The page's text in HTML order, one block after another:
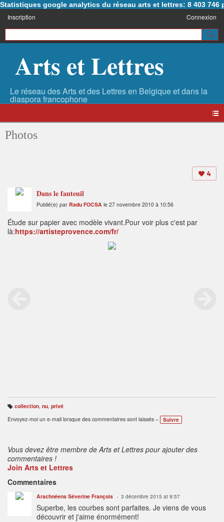
Statistiques google analytics du réseau arts et lettres: 8 403 746
Inscription Connexion
Arts et Lettres
Photos
4
Dans le fauteuil
Publié(e) par Radu FOCSA le 27 novembre 2010 à 10:56
Étude sur papier avec modèle vivant.Pour voir plus c'est par
là:https://artisteprovence.com/fr/
B
ali
s
collection, nu, privé
Envoyez-moi un e-mail lorsque des commentaires sont laissés –
Suivre
Vous devez être membre de Arts et Lettres pour ajouter des
commentaires !
Join Arts et Lettres
Commentaires
Arachnéens Séverine François 3 décembre 2015 at 9:57
Superbe, les courbes sont parfaites. Je viens de vous
découvrir et j'aime énormément!